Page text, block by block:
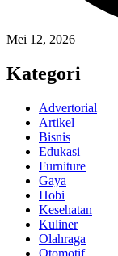
Mei 12, 2026
Kategori
Advertorial
Artikel
Bisnis
Edukasi
Furniture
Gaya
Hobi
Kesehatan
Kuliner
Olahraga
Otomotif